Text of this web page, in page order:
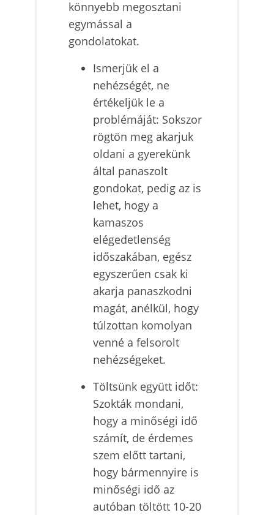
könnyebb megosztani
egymással a
gondolatokat.
Ismerjük el a
nehézségét, ne
értékeljük le a
problémáját: Sokszor
rögtön meg akarjuk
oldani a gyerekünk
által panaszolt
gondokat, pedig az is
lehet, hogy a
kamaszos
elégedetlenség
időszakában, egész
egyszerűen csak ki
akarja panaszkodni
magát, anélkül, hogy
túlzottan komolyan
venné a felsorolt
nehézségeket.
Töltsünk együtt időt:
Szokták mondani,
hogy a minőségi idő
számít, de érdemes
szem előtt tartani,
hogy bármennyire is
minőségi idő az
autóban töltött 10-20